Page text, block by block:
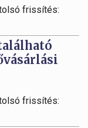
frissítés:
frissítés: